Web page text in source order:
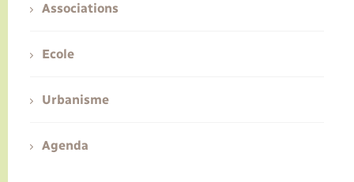
Associations
Ecole
Urbanisme
Agenda